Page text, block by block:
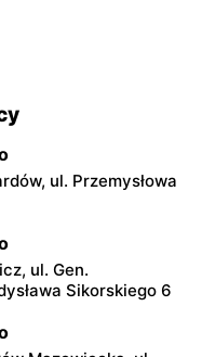
ul. Przemysłowa
ul. Gen.
Sikorskiego 6